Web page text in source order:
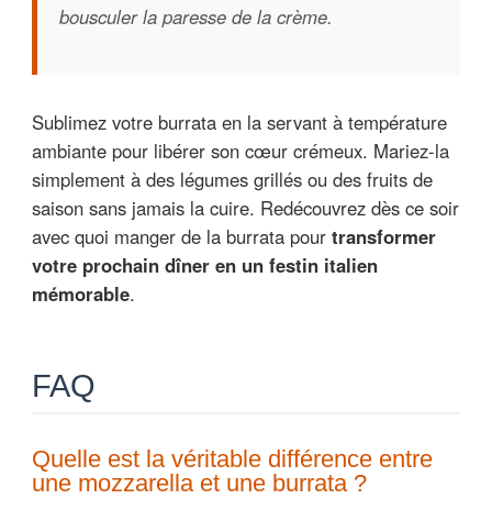
bousculer la paresse de la crème.
Sublimez votre burrata en la servant à température
ambiante pour libérer son cœur crémeux. Mariez-la
simplement à des légumes grillés ou des fruits de
saison sans jamais la cuire. Redécouvrez dès ce soir
avec quoi manger de la burrata pour transformer
votre prochain dîner en un festin italien
mémorable.
FAQ
Quelle est la véritable différence entre
une mozzarella et une burrata ?